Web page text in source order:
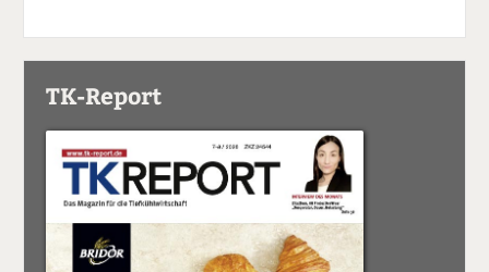
TK-Report